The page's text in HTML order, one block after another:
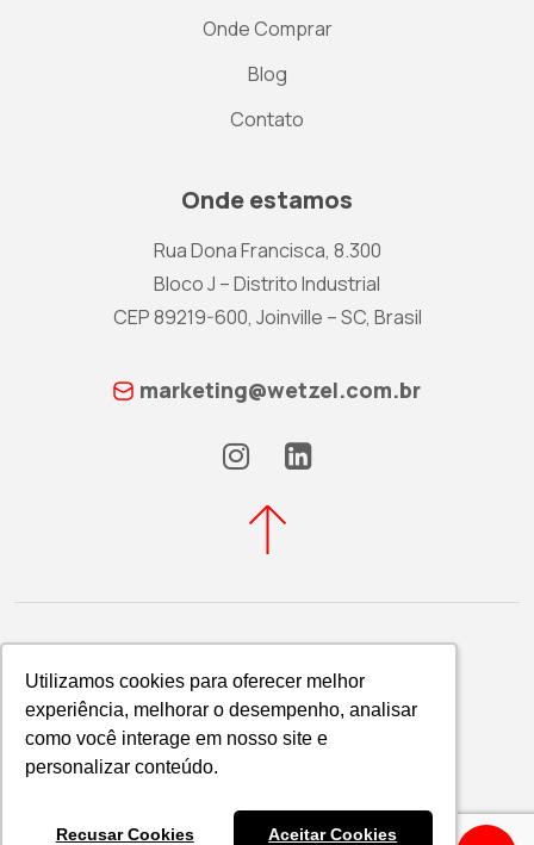
Utilizamos cookies para oferecer melhor
experiência, melhorar o desempenho, analisar
como você interage em nosso site e
personalizar conteúdo.
Recusar Cookies Aceitar Cookies
Utilizamos cookies para oferecer melhor
experiência, melhorar o desempenho, analisar
como você interage em nosso site e
personalizar conteúdo.
Recusar Cookies Aceitar Cookies
Onde Comprar
Blog
Contato
Onde estamos
Rua Dona Francisca, 8.300
Bloco J – Distrito Industrial
CEP 89219-600, Joinville – SC, Brasil
marketing@wetzel.com.br
Política de Privacidade
WETZEL S/A © 2026